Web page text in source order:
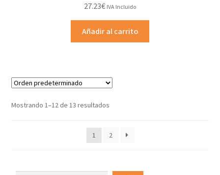
27.23€ IVA Incluido
Añadir al carrito
Mostrando 1–12 de 13 resultados
1 2